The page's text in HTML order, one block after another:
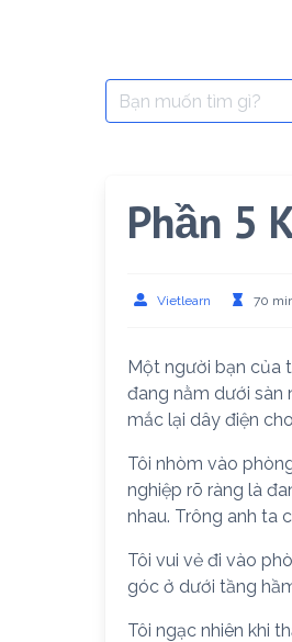
Search
for:
Phần 5
Vietlearn 70
Một người bạn của
đang nằm dưới sàn
mắc lại dây điện
Tôi nhòm vào
nghiệp rõ ràng là
nhau. Trông anh ta
Tôi vui vẻ đi vào
góc ở dưới tầng
Tôi ngạc nhiên khi